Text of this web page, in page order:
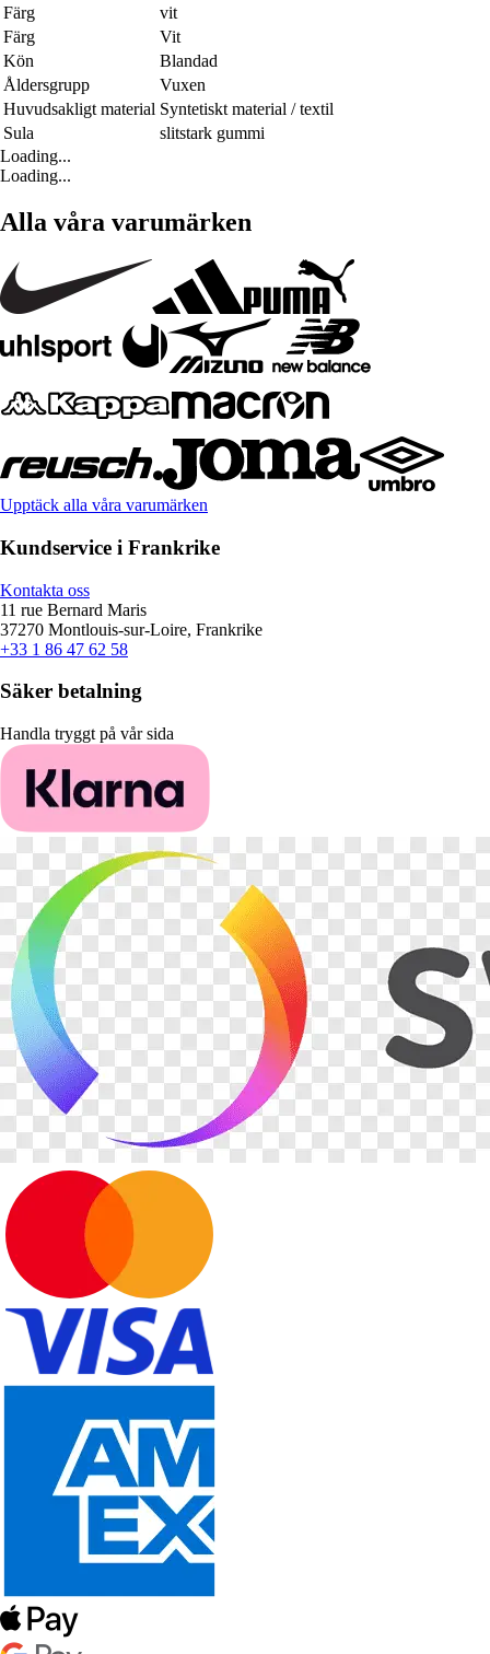
Färg
vit
Färg
Vit
Kön
Blandad
Åldersgrupp
Vuxen
Huvudsakligt material Syntetiskt material / textil
Sula
slitstark gummi
Loading...
Loading...
Alla våra varumärken
Upptäck alla våra varumärken
Kundservice i Frankrike
Kontakta oss
11 rue Bernard Maris
37270 Montlouis-sur-Loire, Frankrike
+33 1 86 47 62 58
Säker betalning
Handla tryggt på vår sida